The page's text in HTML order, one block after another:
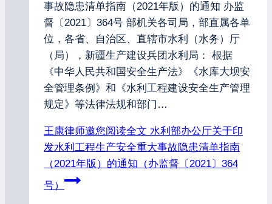
事故隐患清单指南（2021年版）的通知 办监
督〔2021〕364号 部机关各司局，部直属各单
位，各省、自治区、直辖市水利（水务）厅
（局），新疆生产建设兵团水利局： 根据
《中华人民共和国安全生产法》《水库大坝安
全管理条例》和《水利工程建设安全生产管理
规定》等法律法规和部门…
王康律师邀您阅读全文 水利部办公厅关于印
发水利工程生产安全重大事故隐患清单指南
（2021年版）的通知（办监督〔2021〕364
号）